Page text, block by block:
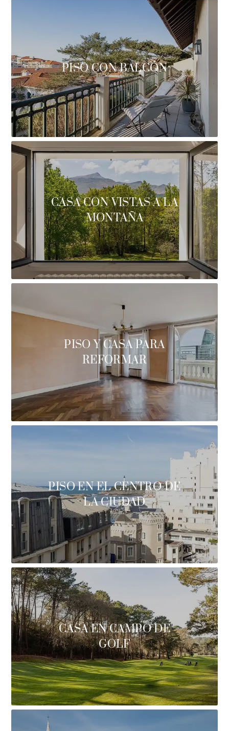
PISO CON BALCÓN
CASA CON VISTAS A LA
MONTAÑA
PISO Y CASA PARA
REFORMAR
PISO EN EL CENTRO DE
LA CIUDAD
CASA EN CAMPO DE
GOLF